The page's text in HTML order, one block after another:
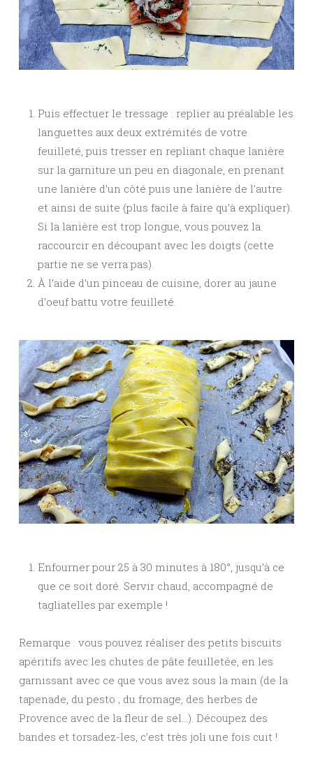
Puis effectuer le tressage : replier au préalable les
languettes aux deux extrémités de votre
feuilleté, puis tresser en repliant chaque lanière
sur la garniture un peu en diagonale, en prenant
une lanière d’un côté puis une lanière de l’autre
et ainsi de suite (plus facile à faire qu’à expliquer).
Si la lanière est trop longue, vous pouvez la
raccourcir en découpant avec les doigts (cette
partie ne se verra pas).
À l’aide d’un pinceau de cuisine, dorer au jaune
d’oeuf battu votre feuilleté.
Enfourner pour 25 à 30 minutes à 180°, jusqu’à ce
que ce soit doré. Servir chaud, accompagné de
tagliatelles par exemple !
Remarque : vous pouvez réaliser des petits biscuits
apéritifs avec les chutes de pâte feuilletée, en les
garnissant avec ce que vous avez sous la main (de la
tapenade, du pesto ; du fromage, des herbes de
Provence avec de la fleur de sel…). Découpez des
bandes et torsadez-les, c’est très joli une fois cuit !